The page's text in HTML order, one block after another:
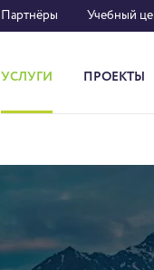
Партнёры Учебный
УСЛУГИ ПРОЕКТЫ